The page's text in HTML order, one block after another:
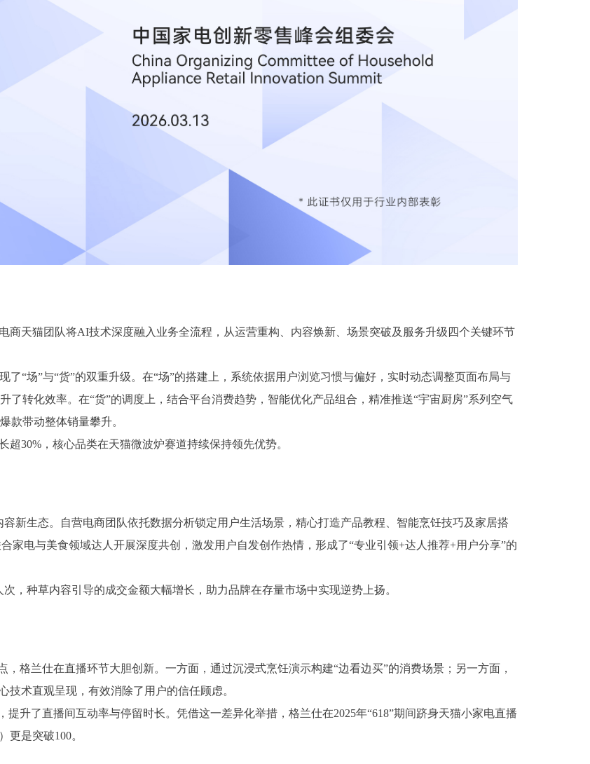
商天猫团队将AI技术深度融入业务全流程，从运营重构、内容焕新、场景突破及服务升级四个关键环节
“场”与“货”的双重升级。在“场”的搭建上，系统依据用户浏览习惯与偏好，实时动态调整页面布局与
了转化效率。在“货”的调度上，结合平台消费趋势，智能优化产品组合，精准推送“宇宙厨房”系列空气
款带动整体销量攀升。
30%，核心品类在天猫微波炉赛道持续保持领先优势。
新生态。自营电商团队依托数据分析锁定用户生活场景，精心打造产品教程、智能烹饪技巧及家居搭
家电与美食领域达人开展深度共创，激发用户自发创作热情，形成了“专业引领+达人推荐+用户分享”的
，种草内容引导的成交金额大幅增长，助力品牌在存量市场中实现逆势上扬。
格兰仕在直播环节大胆创新。一方面，通过沉浸式烹饪演示构建“边看边买”的消费场景；另一方面，
技术直观呈现，有效消除了用户的信任顾虑。
升了直播间互动率与停留时长。凭借这一差异化举措，格兰仕在2025年“618”期间跻身天猫小家电直播
更是突破100。